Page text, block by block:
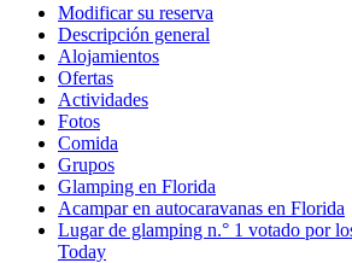
Modificar su reserva
Descripción general
Alojamientos
Ofertas
Actividades
Fotos
Comida
Grupos
Glamping en Florida
Acampar en autocaravanas en Florida
Lugar de glamping n.° 1 votado por
Today